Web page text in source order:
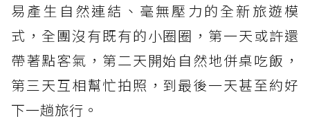
易產生自然連結、毫無壓力的全新旅遊模
式，全團沒有既有的小圈圈，第一天或許還
帶著點客氣，第二天開始自然地併桌吃飯，
第三天互相幫忙拍照，到最後一天甚至約好
下一趟旅行。